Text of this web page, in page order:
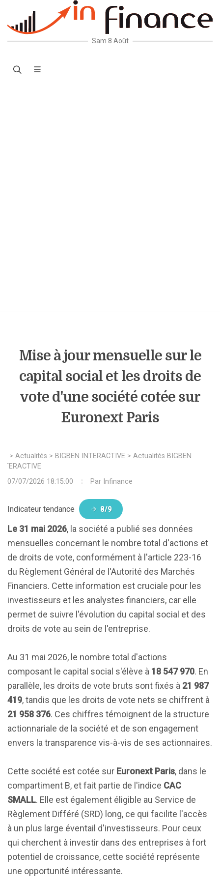
Sam 8 Août
Mise à jour mensuelle sur le
capital social et les droits de
vote d'une société cotée sur
Euronext Paris
> Actualités > BIGBEN INTERACTIVE > Actualités BIGBEN
07/07/2026 18:15:00
Par Infinance
Indicateur tendance 8/9
Le 31 mai 2026, la société a publié ses données
mensuelles concernant le nombre total d'actions et
de droits de vote, conformément à l'article 223-16
du Règlement Général de l'Autorité des Marchés
Financiers. Cette information est cruciale pour les
investisseurs et les analystes financiers, car elle
permet de suivre l'évolution du capital social et des
droits de vote au sein de l'entreprise.
Au 31 mai 2026, le nombre total d'actions
composant le capital social s'élève à 18 547 970. En
parallèle, les droits de vote bruts sont fixés à 21 987
419, tandis que les droits de vote nets se chiffrent à
21 958 376. Ces chiffres témoignent de la structure
actionnariale de la société et de son engagement
envers la transparence vis-à-vis de ses actionnaires.
Cette société est cotée sur Euronext Paris, dans le
compartiment B, et fait partie de l'indice CAC
SMALL. Elle est également éligible au Service de
Règlement Différé (SRD) long, ce qui facilite l'accès
à un plus large éventail d'investisseurs. Pour ceux
qui cherchent à investir dans des entreprises à fort
potentiel de croissance, cette société représente
une opportunité intéressante.